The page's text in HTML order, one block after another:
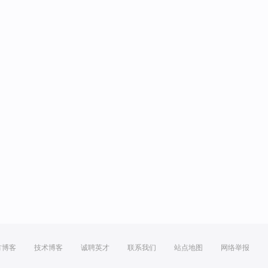
博客 技术博客 诚聘英才 联系我们 站点地图 网络举报